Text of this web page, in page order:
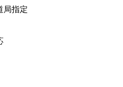
局指定